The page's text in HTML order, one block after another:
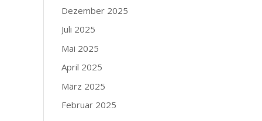
Dezember 2025
Juli 2025
Mai 2025
April 2025
März 2025
Februar 2025